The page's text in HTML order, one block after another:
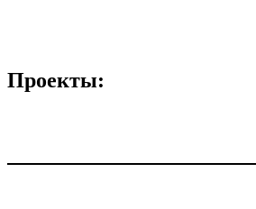
Проекты: